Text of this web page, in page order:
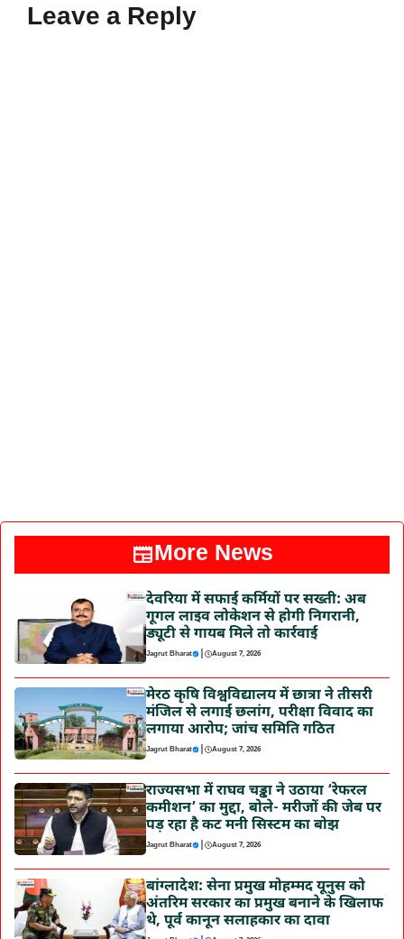
Leave a Reply
More News
देवरिया में सफाई कर्मियों पर सख्ती: अब
गूगल लाइव लोकेशन से होगी निगरानी,
ड्यूटी से गायब मिले तो कार्रवाई
Jagrut Bharat | August 7, 2026
मेरठ कृषि विश्वविद्यालय में छात्रा ने तीसरी
मंजिल से लगाई छलांग, परीक्षा विवाद का
लगाया आरोप; जांच समिति गठित
Jagrut Bharat | August 7, 2026
राज्यसभा में राघव चड्ढा ने उठाया ‘रेफरल
कमीशन’ का मुद्दा, बोले- मरीजों की जेब पर
पड़ रहा है कट मनी सिस्टम का बोझ
Jagrut Bharat | August 7, 2026
बांग्लादेश: सेना प्रमुख मोहम्मद यूनुस को
अंतरिम सरकार का प्रमुख बनाने के खिलाफ
थे, पूर्व कानून सलाहकार का दावा